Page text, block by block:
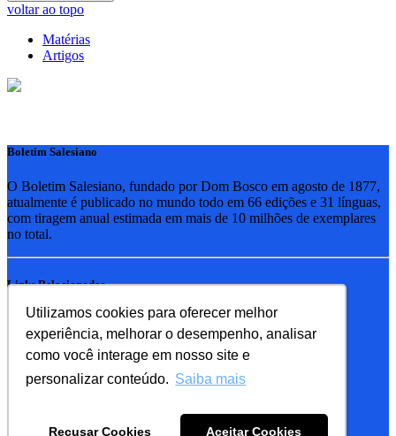
Utilizamos cookies para oferecer melhor
experiência, melhorar o desempenho, analisar
como você interage em nosso site e
personalizar conteúdo. Saiba mais
Recusar Cookies Aceitar Cookies
voltar ao topo
Matérias
Artigos
Boletim Salesiano
O Boletim Salesiano, fundado por Dom Bosco em agosto de 1877,
atualmente é publicado no mundo todo em 66 edições e 31 línguas,
com tiragem anual estimada em mais de 10 milhões de exemplares
no total.
Links Relacionados
RSB - Rede Salesiana Brasil
EDEBE - Editora
UPV - União pela Vida
Familia Salesiana
SDB - Salesianos de Dom Bosco